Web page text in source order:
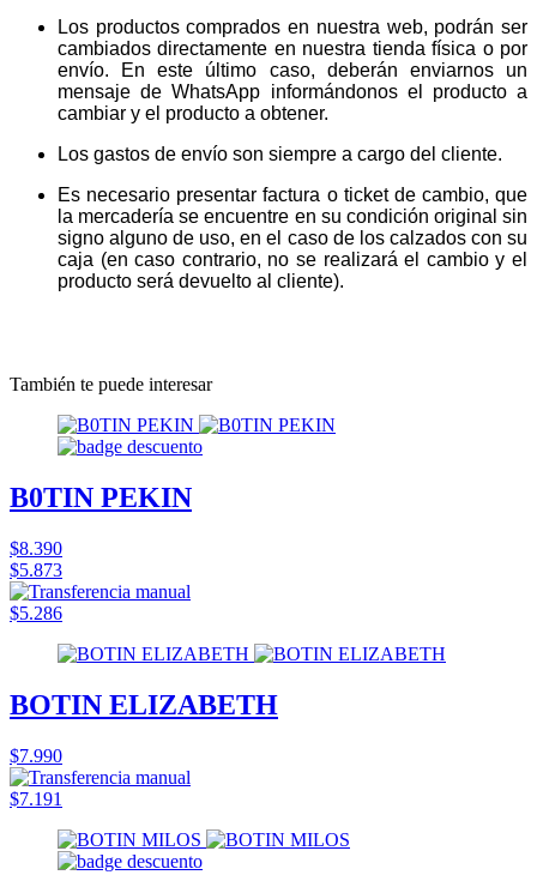
Los productos comprados en nuestra web, podrán ser
cambiados directamente en nuestra tienda física o por
envío. En este último caso, deberán enviarnos un
mensaje de WhatsApp informándonos el producto a
cambiar y el producto a obtener.
Los gastos de envío son siempre a cargo del cliente.
Es necesario presentar factura o ticket de cambio, que
la mercadería se encuentre en su condición original sin
signo alguno de uso, en el caso de los calzados con su
caja (en caso contrario, no se realizará el cambio y el
producto será devuelto al cliente).
También te puede interesar
B0TIN PEKIN
$8.390
$5.873
$5.286
BOTIN ELIZABETH
$7.990
$7.191